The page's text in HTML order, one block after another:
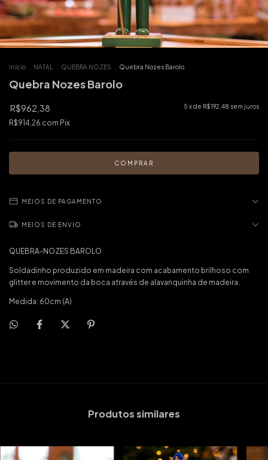
Início NATAL QUEBRA NOZES Quebra Nozes Barolo
Quebra Nozes Barolo
R$962,38 5 x de R$192,48 sem juros
R$914,26 com Pix
MEIOS DE PAGAMENTO
MEIOS DE ENVIO
QUEBRA-NOZES BAROLO
Soldadinho produzido em madeira com acabamento brilhoso com
glitter e movimento da boca através de alavanquinha de madeira.
Medida: 60cm (A)
Produtos similares